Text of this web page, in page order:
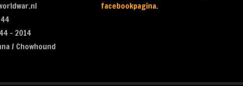
- 2014
/ Chowhound
facebookpagina.